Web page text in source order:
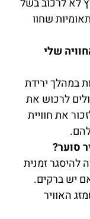
לא לרכוב בשל
שחוו
שלי
במהלך ירידת
לרכוש את
את חוויית
סוער?
להיסגר זמנית
יש ברקים.
האוויר